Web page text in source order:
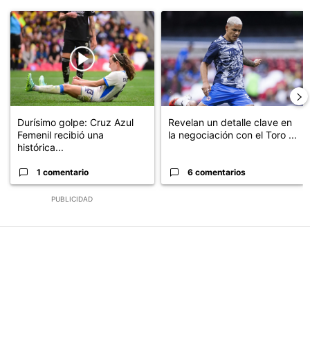
PUBLICIDAD
Un artículo de tendencia con el título "Durísimo golpe: Cruz Azul
Durísimo golpe: Cruz Azul
Femenil recibió una
histórica...
1 comentario
Un artículo de tendencia con
Revelan un detalle clave en
la negociación con el Toro ...
6 comentarios